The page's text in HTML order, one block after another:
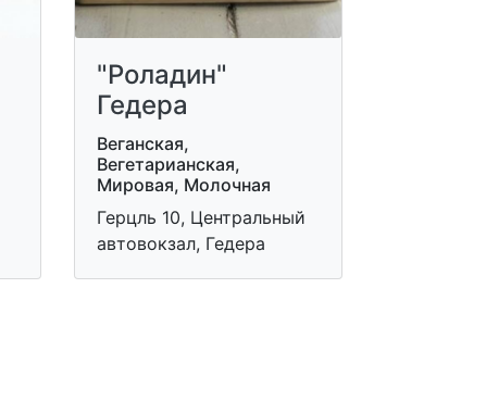
"Роладин"
Гедера
Веганская,
Вегетарианская,
Мировая, Молочная
Герцль 10, Центральный
автовокзал, Гедера